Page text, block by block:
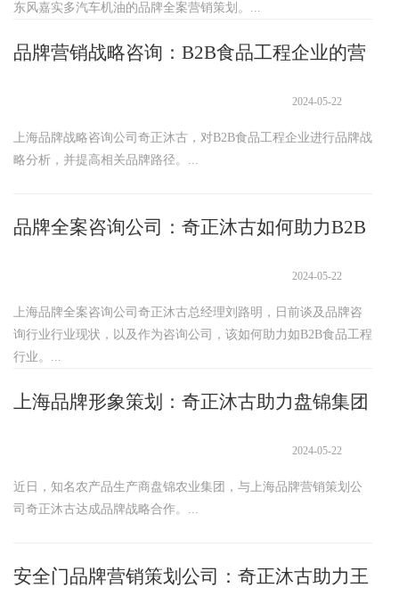
东风嘉实多汽车机油的品牌全案营销策划。...
品牌营销战略咨询：B2B食品工程企业的营
2024-05-22
上海品牌战略咨询公司奇正沐古，对B2B食品工程企业进行品牌战
略分析，并提高相关品牌路径。...
品牌全案咨询公司：奇正沐古如何助力B2B
2024-05-22
上海品牌全案咨询公司奇正沐古总经理刘路明，日前谈及品牌咨
询行业行业现状，以及作为咨询公司，该如何助力如B2B食品工程
行业。...
上海品牌形象策划：奇正沐古助力盘锦集团
2024-05-22
近日，知名农产品生产商盘锦农业集团，与上海品牌营销策划公
司奇正沐古达成品牌战略合作。...
安全门品牌营销策划公司：奇正沐古助力王